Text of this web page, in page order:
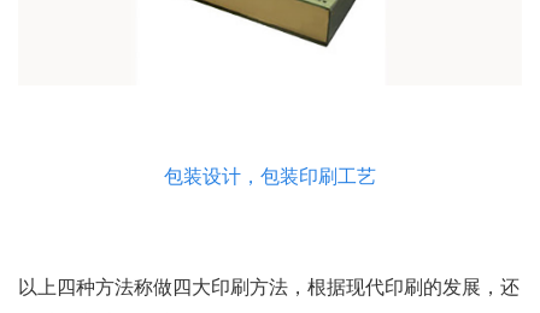
包装设计，包装印刷工艺
以上四种方法称做四大印刷方法，根据现代印刷的发展，还